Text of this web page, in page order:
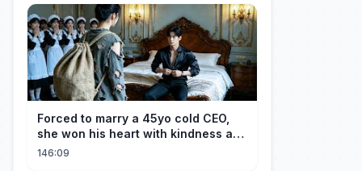
Forced to marry a 45yo cold CEO,
she won his heart with kindness and
was spoiled daily!
146:09